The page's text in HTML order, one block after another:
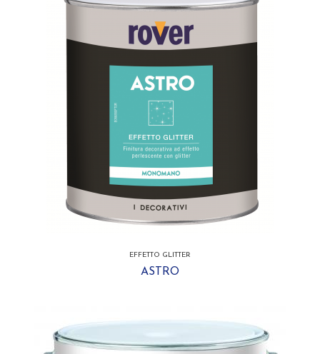
EFFETTO GLITTER
ASTRO